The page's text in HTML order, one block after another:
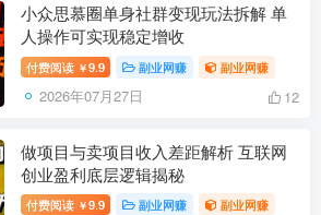
小众思慕圈单身社群变现玩法拆解 单
人操作可实现稳定增收
付费阅读 ￥9.9 副业网赚 副业网赚
2026年07月27日 12
做项目与卖项目收入差距解析 互联网
创业盈利底层逻辑揭秘
付费阅读 ￥9.9 副业网赚 副业网赚